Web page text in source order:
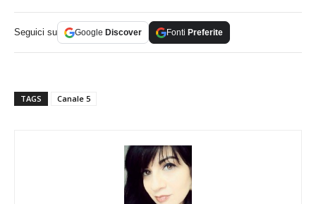
Seguici su Google Discover Fonti Preferite
TAGS Canale 5